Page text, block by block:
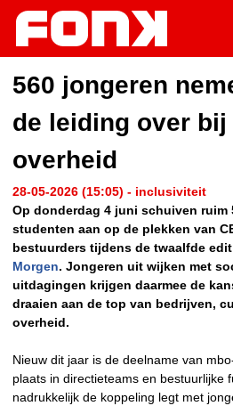
560 jongeren
de leiding over
overheid
28-05-2026 (15:05) - inclusiviteit
Op donderdag 4 juni schuiven ruim
studenten aan op de plekken van
bestuurders tijdens de twaalfde
Morgen. Jongeren uit wijken met
uitdagingen krijgen daarmee de
draaien aan de top van bedrijven,
overheid.
Nieuw dit jaar is de deelname van
plaats in directieteams en bestuurlijke
nadrukkelijk de koppeling legt met